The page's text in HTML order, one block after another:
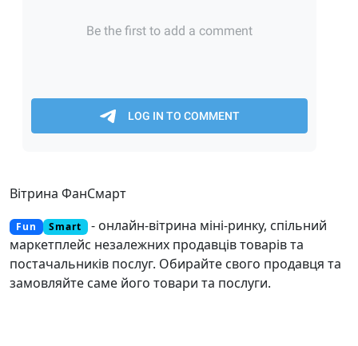
Вітрина ФанСмарт
Fun Smart
- онлайн-вітрина міні-ринку, спільний
маркетплейс незалежних продавців товарів та
постачальників послуг. Обирайте свого продавця та
замовляйте саме його товари та послуги.